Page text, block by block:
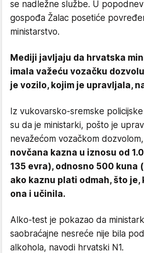
se nadležne službe. U
gospođa Žalac posetiće
ministarstvo.
Mediji javljaju da hrvatska
imala važeću vozačku
je vozilo, kojim je upravljala,
Iz vukovarsko-sremske
su da je ministarki, pošto je
nevažećom vozačkom dozvolom,
novčana kazna u iznosu od
135 evra), odnosno 500 kuna
ako kaznu plati odmah, što je,
ona i učinila.
Alko-test je pokazao da
saobraćajne nesreće nije bila
alkohola, navodi hrvatski N1.